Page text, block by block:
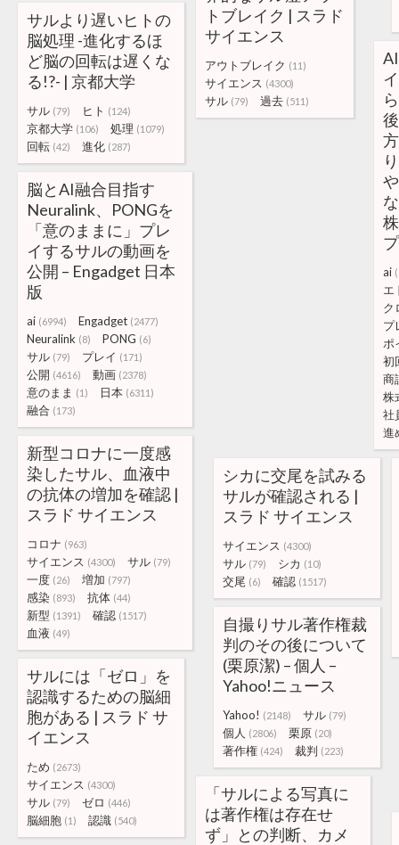
トブレイク | スラド
サイエンス
アウトブレイク (11)
サイエンス (4300)
サル (79) 過去 (511)
ai
エ
ク
プ
ポ
初
商
株
社
進
サルより遅いヒトの
脳処理 -進化するほ
ど脳の回転は遅くな
る!?- | 京都大学
サル (79) ヒト (124)
京都大学 (106) 処理 (1079)
回転 (42) 進化 (287)
脳とAI融合目指す
Neuralink、PONGを
「意のままに」プレ
イするサルの動画を
公開 – Engadget 日本
版
ai (6994) Engadget (2477)
Neuralink (8) PONG (6)
サル (79) プレイ (171)
公開 (4616) 動画 (2378)
意のまま (1) 日本 (6311)
融合 (173)
新型コロナに一度感
染したサル、血液中
の抗体の増加を確認 |
スラド サイエンス
コロナ (963)
サイエンス (4300) サル (79)
一度 (26) 増加 (797)
感染 (893) 抗体 (44)
新型 (1391) 確認 (1517)
血液 (49)
シカに交尾を試みる
サルが確認される |
スラド サイエンス
サイエンス (4300)
サル (79) シカ (10)
交尾 (6) 確認 (1517)
自撮りサル著作権裁
判のその後について
(栗原潔) – 個人 –
Yahoo!ニュース
Yahoo! (2148) サル (79)
個人 (2806) 栗原 (20)
著作権 (424) 裁判 (223)
サルには「ゼロ」を
認識するための脳細
胞がある | スラド サ
イエンス
ため (2673)
サイエンス (4300)
サル (79) ゼロ (446)
脳細胞 (1) 認識 (540)
「サルによる写真に
は著作権は存在せ
ず」との判断、カメ